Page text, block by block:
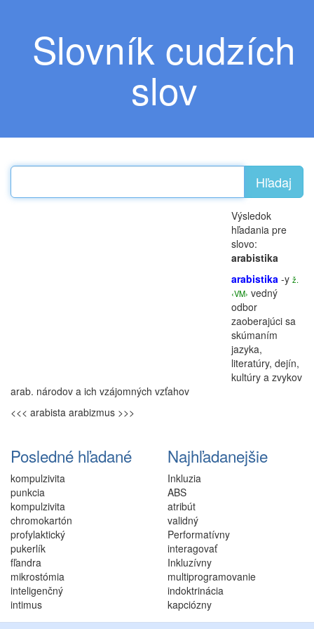
Slovník cudzích
slov
Hľadaj
Výsledok
hľadania pre
slovo:
arabistika
arabistika -y ž.
‹VM› vedný
odbor
zaoberajúci sa
skúmaním
jazyka,
literatúry, dejín,
kultúry a zvykov
arab. národov a ich vzájomných vzťahov
<<< arabista arabizmus >>>
Posledné hľadané
kompulzivita
punkcia
kompulzivita
chromokartón
profylaktický
pukerlík
fľandra
mikrostómia
inteligenčný
intimus
Najhľadanejšie
Inkluzia
ABS
atribút
validný
Performatívny
interagovať
Inkluzívny
multiprogramovanie
indoktrinácia
kapciózny